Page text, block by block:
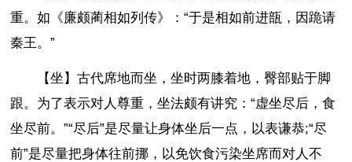
重。如《廉颇蔺相如列传》：“于是相如前进瓿，因跪请
秦王。”
【坐】古代席地而坐，坐时两膝着地，臀部贴于脚
跟。为了表示对人尊重，坐法颇有讲究：“虚坐尽后，食
坐尽前。”“尽后”是尽量让身体坐后一点，以表谦恭;“尽
前”是尽量把身体往前挪，以免饮食污染坐席而对人不